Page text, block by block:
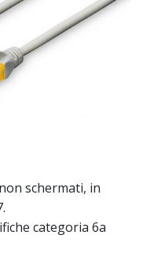
schermati, in
categoria 6a